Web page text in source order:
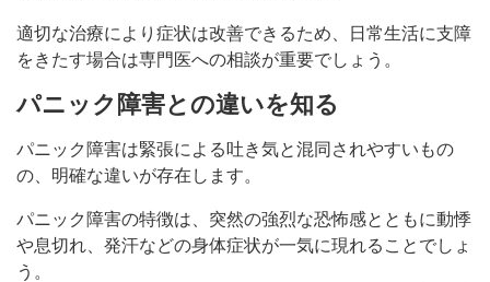
適切な治療により症状は改善できるため、日常生活に支障
をきたす場合は専門医への相談が重要でしょう。
パニック障害との違いを知る
パニック障害は緊張による吐き気と混同されやすいもの
の、明確な違いが存在します。
パニック障害の特徴は、突然の強烈な恐怖感とともに動悸
や息切れ、発汗などの身体症状が一気に現れることでしょ
う。